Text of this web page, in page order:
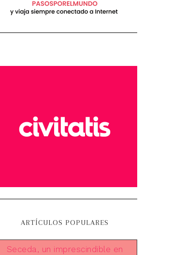
ARTÍCULOS POPULARES
Seceda, un imprescindible en